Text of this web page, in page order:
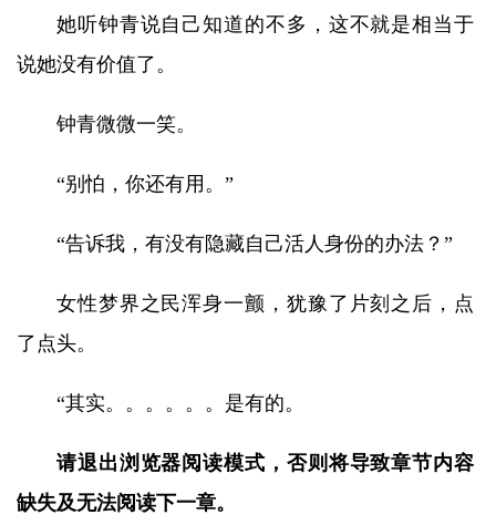
她听钟青说自己知道的不多，这不就是相当于
说她没有价值了。
钟青微微一笑。
“别怕，你还有用。”
“告诉我，有没有隐藏自己活人身份的办法？”
女性梦界之民浑身一颤，犹豫了片刻之后，点
了点头。
“其实。。。。。。是有的。
请退出浏览器阅读模式，否则将导致章节内容
缺失及无法阅读下一章。